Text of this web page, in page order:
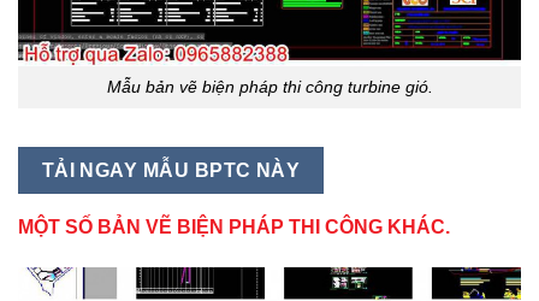
Mẫu bản vẽ biện pháp thi công turbine gió.
TẢI NGAY MẪU BPTC NÀY
MỘT SỐ BẢN VẼ BIỆN PHÁP THI CÔNG KHÁC.